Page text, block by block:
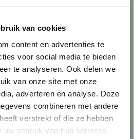
van cookies
content en advertenties te
voor social media te bieden
te analyseren. Ook delen we
van onze site met onze
adverteren en analyse. Deze
combineren met andere
verstrekt of die ze hebben
gebruik van hun services.
Privacy Policy
producten
producten
Aanbiedingen
Merken
Tags